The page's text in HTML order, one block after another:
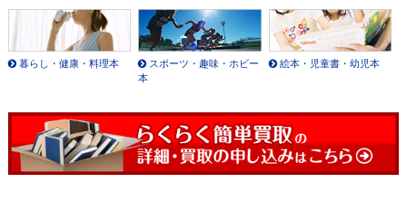
暮らし・健康・料理本
スポーツ・趣味・ホビー
本
絵本・児童書・幼児本